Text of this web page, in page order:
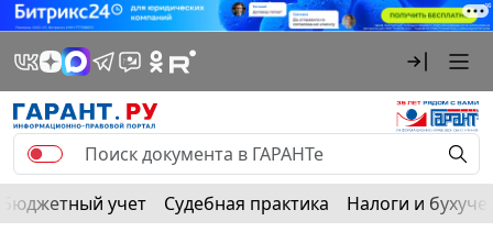
Бюджетный учет Судебная практика Налоги и